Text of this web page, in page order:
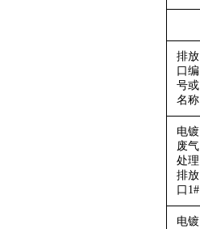
排放
口编
号或
名称
电镀
废气
处理
排放
口 1#
电镀